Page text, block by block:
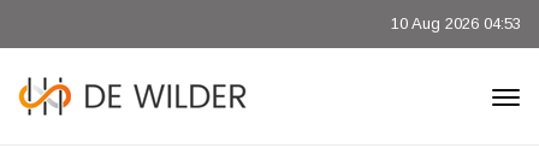
10 Aug 2026 04:53